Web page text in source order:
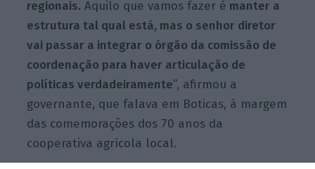
regionais. Aquilo que vamos fazer é manter a
estrutura tal qual está, mas o senhor diretor
vai passar a integrar o órgão da comissão de
coordenação para haver articulação de
políticas verdadeiramente”, afirmou a
governante, que falava em Boticas, à margem
das comemorações dos 70 anos da
cooperativa agrícola local.